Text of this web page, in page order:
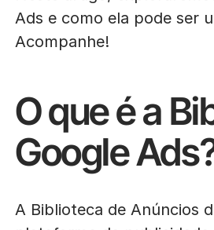
Ads e como ela pode ser
Acompanhe!
O que é a
Google
A Biblioteca de Anúncios